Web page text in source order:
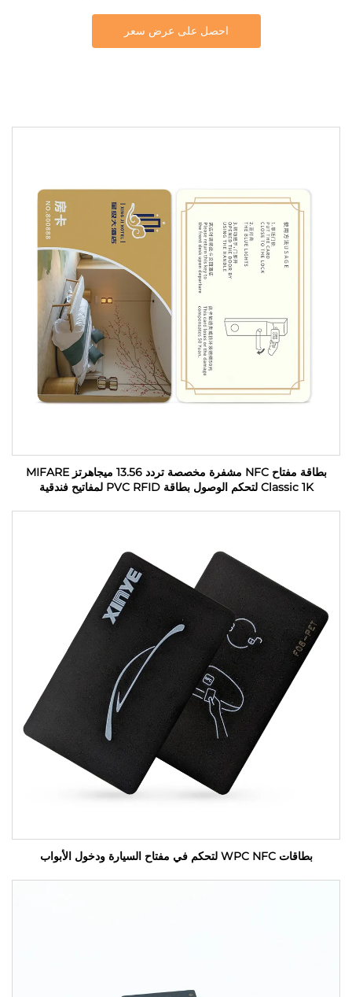
احصل على عرض سعر
بطاقة مفتاح NFC مشفرة مخصصة تردد 13.56 ميجاهرتز MIFARE
Classic 1K لتحكم الوصول بطاقة PVC RFID لمفاتيح فندقية
بطاقات WPC NFC لتحكم في مفتاح السيارة ودخول الأبواب